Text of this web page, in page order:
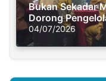
Bukan Sekadar
Dorong
Solusi Krisis Iklim
04/07/2026